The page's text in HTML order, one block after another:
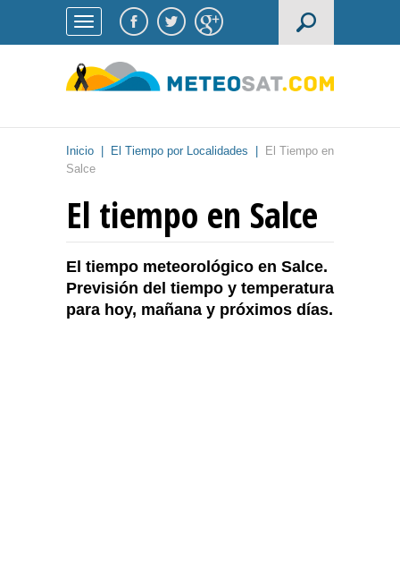
Inicio El Tiempo por Localidades
El Tiempo en
Salce
El tiempo en Salce
El tiempo meteorológico en Salce.
Previsión del tiempo y temperatura
para hoy, mañana y próximos días.